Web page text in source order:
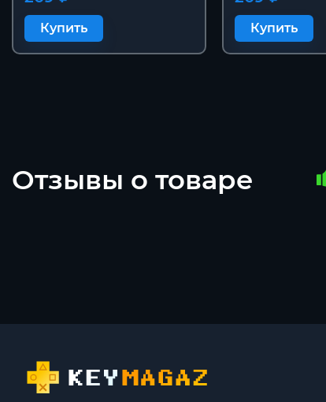
Купить Купить
Отзывы о товаре